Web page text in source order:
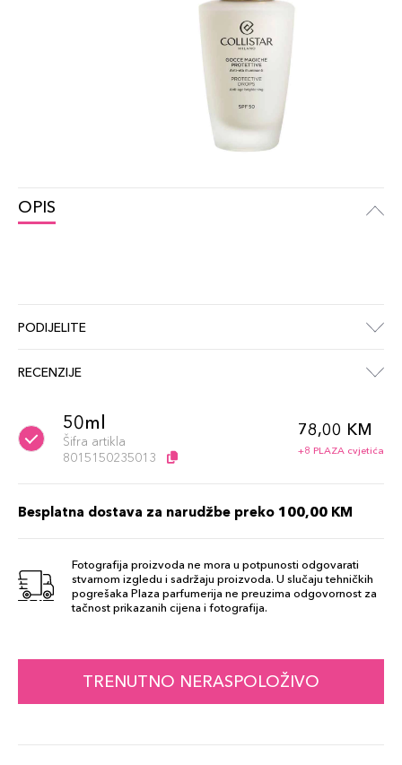
OPIS
PODIJELITE
RECENZIJE
50ml
Šifra artikla
8015150235013
78,00 KM
+8 PLAZA cvjetića
Besplatna dostava za narudžbe preko 100,00 KM
Fotografija proizvoda ne mora u potpunosti odgovarati
stvarnom izgledu i sadržaju proizvoda. U slučaju tehničkih
pogrešaka Plaza parfumerija ne preuzima odgovornost za
tačnost prikazanih cijena i fotografija.
TRENUTNO NERASPOLOŽIVO